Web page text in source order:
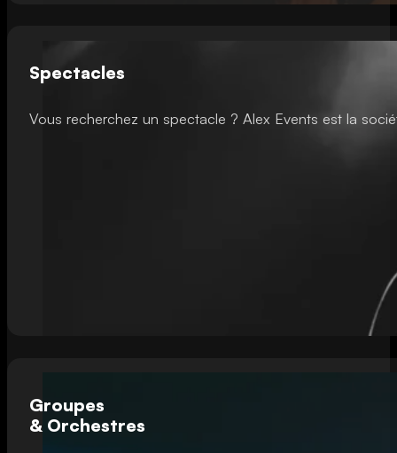
Spectacles
Vous recherchez un spectacle ? Alex Events est la
Groupes
& Orchestres